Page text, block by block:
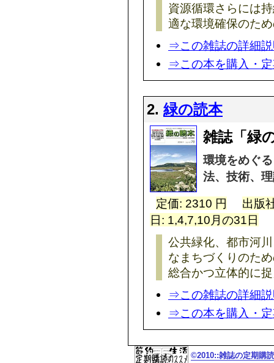
資源循環さらには
適な環境確保のた
⇒この雑誌の詳細
⇒この本を購入・
2. 緑の読本
雑誌「緑
環境をめぐ
法、技術、
定価: 2310 円
出版
日: 1,4,7,10月の31日
公共緑化、都市河
なまちづくりのた
総合かつ立体的に
⇒この雑誌の詳細
⇒この本を購入・
©2010::雑誌の定期購